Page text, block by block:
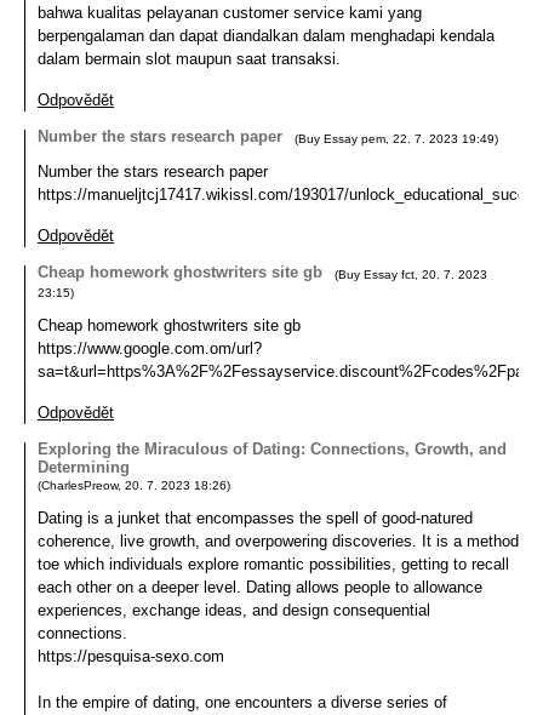
bahwa kualitas pelayanan customer service kami yang
berpengalaman dan dapat diandalkan dalam menghadapi kendala
dalam bermain slot maupun saat transaksi.
Odpovědět
Number the stars research paper
(Buy Essay pem 22. 7. 2023 19:49)
Number the stars research paper
https://manueljtcj17417.wikissl.com/193017/
Odpovědět
Cheap homework ghostwriters site gb
(Buy Essay fct 20. 7. 2023
23:15)
Cheap homework ghostwriters site gb
https://www.google.com.om/url?
Odpovědět
Exploring the Miraculous of Dating: Connections, Growth, and
Determining
(CharlesPreow, 20. 7. 2023 18:26)
Dating is a junket that encompasses the spell of good-natured
coherence, live growth, and overpowering discoveries. It is a method
toe which individuals explore romantic possibilities, getting to recall
each other on a deeper level. Dating allows people to allowance
experiences, exchange ideas, and design consequential
connections.
https://pesquisa-sexo.com
In the empire of dating, one encounters a diverse series of